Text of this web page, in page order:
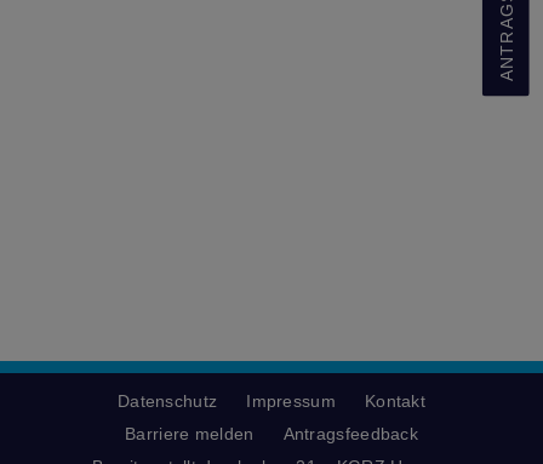
Datenschutz Impressum
Kontakt
Barriere melden
Antragsfeedback